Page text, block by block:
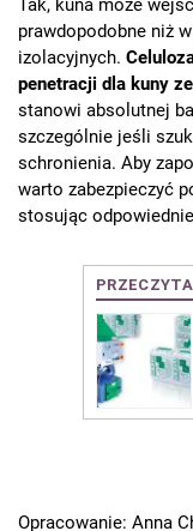
Tak, kuna może
prawdopodobne niż
izolacyjnych.
penetracji dla kuny
stanowi absolutnej
szczególnie jeśli
schronienia. Aby
warto zabezpieczyć
stosując
Opracowanie: Anna